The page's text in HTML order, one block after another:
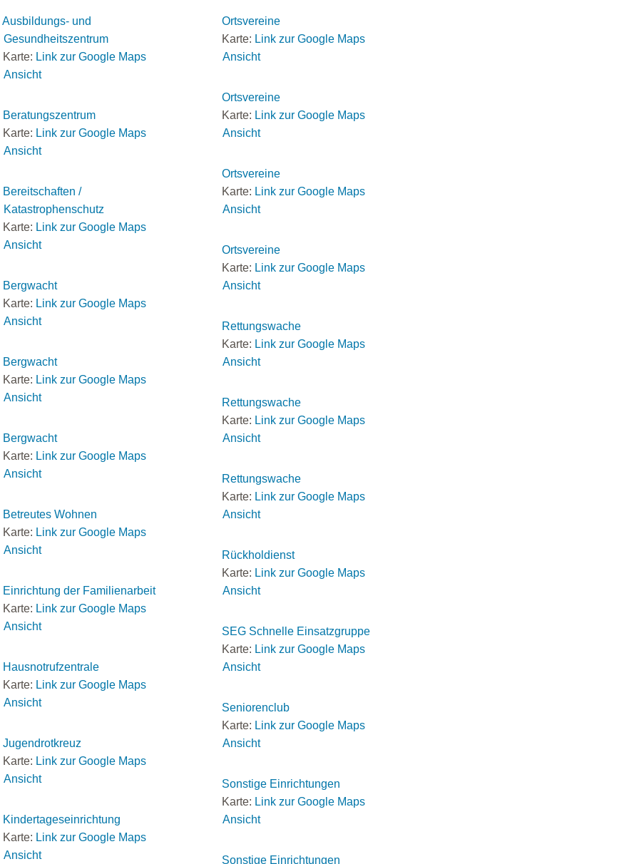
Ausbildungs- und
Gesundheitszentrum
Karte: Link zur Google Maps
Ansicht
Beratungszentrum
Karte: Link zur Google Maps
Ansicht
Bereitschaften /
Katastrophenschutz
Karte: Link zur Google Maps
Ansicht
Bergwacht
Karte: Link zur Google Maps
Ansicht
Bergwacht
Karte: Link zur Google Maps
Ansicht
Bergwacht
Karte: Link zur Google Maps
Ansicht
Betreutes Wohnen
Karte: Link zur Google Maps
Ansicht
Einrichtung der Familienarbeit
Karte: Link zur Google Maps
Ansicht
Hausnotrufzentrale
Karte: Link zur Google Maps
Ansicht
Jugendrotkreuz
Karte: Link zur Google Maps
Ansicht
Kindertageseinrichtung
Karte: Link zur Google Maps
Ansicht
Ortsvereine
Karte: Link zur Google Maps
Ansicht
Ortsvereine
Karte: Link zur Google Maps
Ansicht
Ortsvereine
Karte: Link zur Google Maps
Ansicht
Ortsvereine
Karte: Link zur Google Maps
Ansicht
Rettungswache
Karte: Link zur Google Maps
Ansicht
Rettungswache
Karte: Link zur Google Maps
Ansicht
Rettungswache
Karte: Link zur Google Maps
Ansicht
Rückholdienst
Karte: Link zur Google Maps
Ansicht
SEG Schnelle Einsatzgruppe
Karte: Link zur Google Maps
Ansicht
Seniorenclub
Karte: Link zur Google Maps
Ansicht
Sonstige Einrichtungen
Karte: Link zur Google Maps
Ansicht
Sonstige Einrichtungen